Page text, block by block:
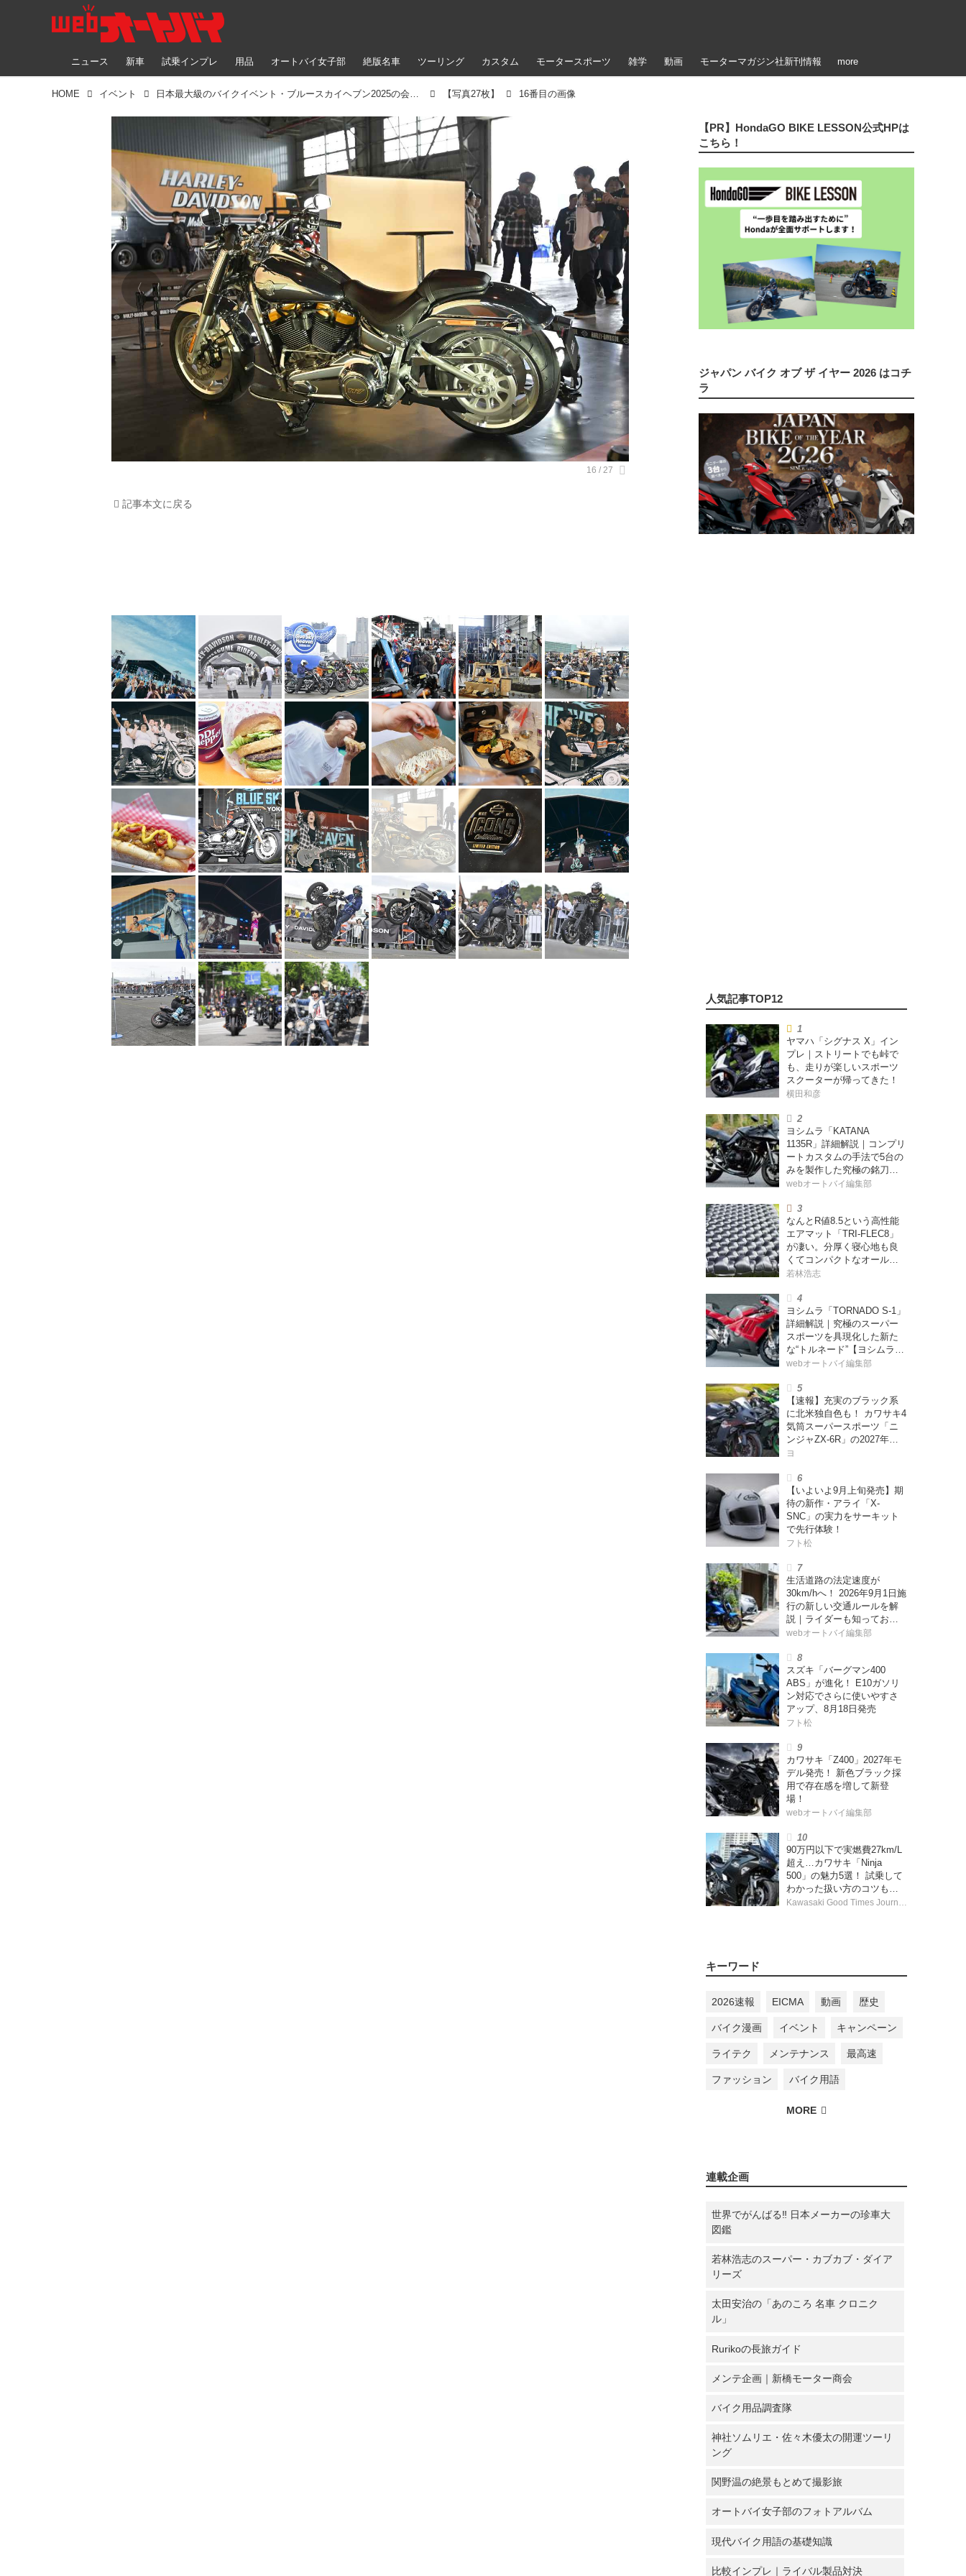
ニュース 新車 試乗インプレ 用品 オートバイ女子部 絶版名車 ツーリング カスタム モータースポーツ 雑学 動画 モーターマガジン社新刊情報 more
HOME イベント 日本最大級のバイクイベント・ブルースカイヘブン2025の会場の様子をお届け｜音楽フェスに大熱狂！「ファットボーイ」の特別仕様車もお披露目 【写真27枚】 16番目の画像
記事本文に戻る
【PR】HondaGO BIKE LESSON公式HPは
こちら！
ジャパン バイク オブ ザ イヤー 2026 はコチ
ラ
ヤマハ「シグナス X」イン
プレ｜ストリートでも峠で
も、走りが楽しいスポーツ
スクーターが帰ってきた！
横田和彦
ヨシムラ「KATANA
1135R」詳細解説｜コンプリ
ートカスタムの手法で5台の
みを製作した究極の銘刀
【ヨシムラ伝】
webオートバイ編集部
なんとR値8.5という高性能
エアマット「TRI-FLEC8」
が凄い。分厚く寝心地も良
くてコンパクトなオールシ
ーズン対応マットを試して
ー・カブカブ・ダイアリー
ズ Vol.385〉
若林浩志
ヨシムラ「TORNADO S-1」
詳細解説｜究極のスーパー
スポーツを具現化した新た
な“トルネード”【ヨシムラ
伝】
webオートバイ編集部
【速報】充実のブラック系
に北米独自色も！ カワサキ4
気筒スーパースポーツ「ニ
ンジャZX-6R」の2027年モ
デルを発表、2気筒ニンジャ
ヨ
【いよいよ9月上旬発売】期
待の新作・アライ「X-
SNC」の実力をサーキット
で先行体験！
フト松
生活道路の法定速度が
30km/hへ！ 2026年9月1日施
行の新しい交通ルールを解
説｜ライダーも知っておく
べきポイントをチェック！
webオートバイ編集部
スズキ「バーグマン400
ABS」が進化！ E10ガソリ
ン対応でさらに使いやすさ
アップ、8月18日発売
フト松
カワサキ「Z400」2027年モ
デル発売！ 新色ブラック採
用で存在感を増して新登
場！
webオートバイ編集部
90万円以下で実燃費27km/L
超え…カワサキ「Ninja
500」の魅力5選！ 試乗して
わかった扱い方のコツも紹
介
キーワード
2026速報 EICMA 動画 歴史
バイク漫画 イベント キャンペーン
ライテク メンテナンス 最高速
ファッション バイク用語
連載企画
世界でがんばる‼ 日本メーカーの珍車大
図鑑
若林浩志のスーパー・カブカブ・ダイア
リーズ
太田安治の「あのころ 名車 クロニク
ル」
Rurikoの長旅ガイド
メンテ企画｜新橋モーター商会
バイク用品調査隊
神社ソムリエ・佐々木優太の開運ツーリ
ング
関野温の絶景もとめて撮影旅
オートバイ女子部のフォトアルバム
現代バイク用語の基礎知識
比較インプレ｜ライバル製品対決